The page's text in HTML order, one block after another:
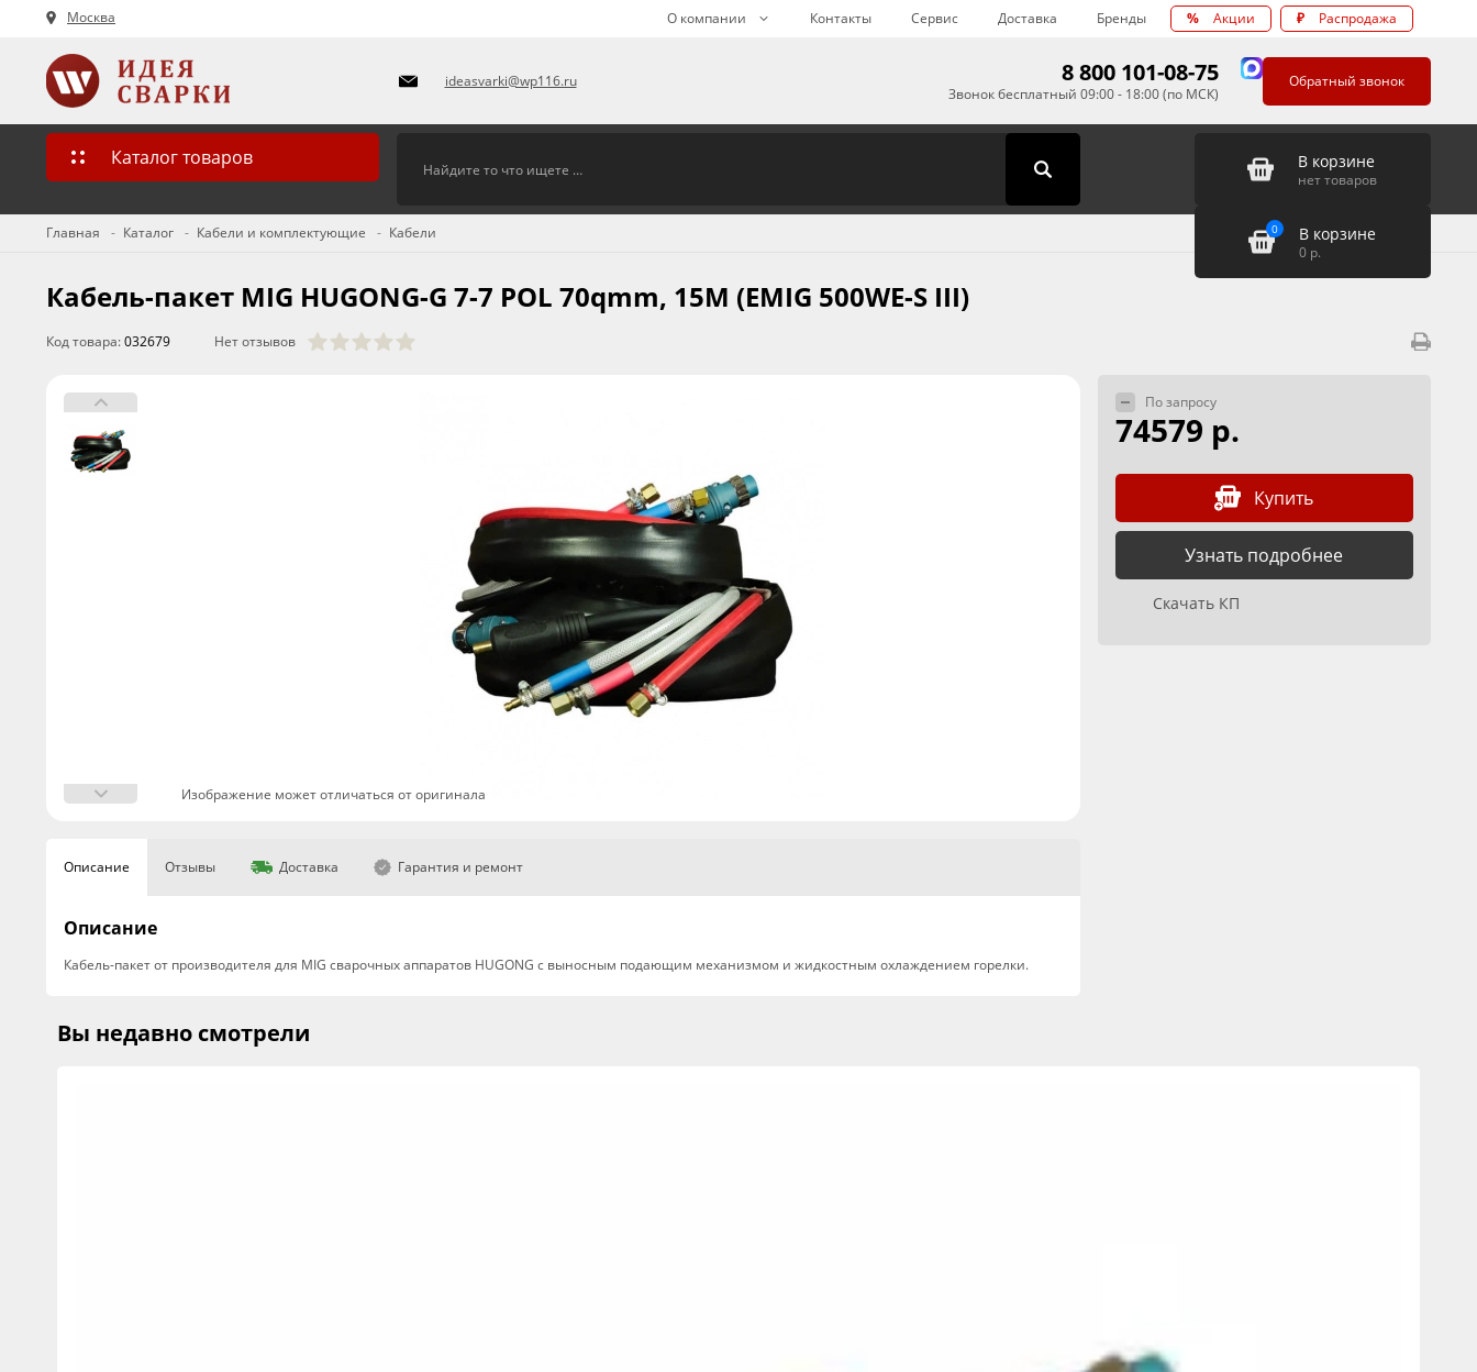
Москва О компании Контакты Сервис Доставка Бренды % Акции ₽ Распродажа
ideasvarki@wp116.ru 8 800 101-08-75
Звонок бесплатный 09:00 - 18:00 (по МСК)
Обратный звонок
Каталог товаров В корзине
нет товаров
0 В корзине
0 р.
Главная Каталог Кабели и комплектующие Кабели
Кабель-пакет MIG HUGONG-G 7-7 POL 70qmm, 15M (EMIG 500WE-S III)
Код товара:032679 Нет отзывов
Изображение может отличаться от оригинала
По запросу
74579 р.
Купить
Узнать подробнее
Скачать КП
Описание Отзывы Доставка Гарантия и ремонт
Описание
Кабель-пакет от производителя для MIG сварочных аппаратов HUGONG с выносным подающим механизмом и жидкостным охлаждением горелки.
Вы недавно смотрели